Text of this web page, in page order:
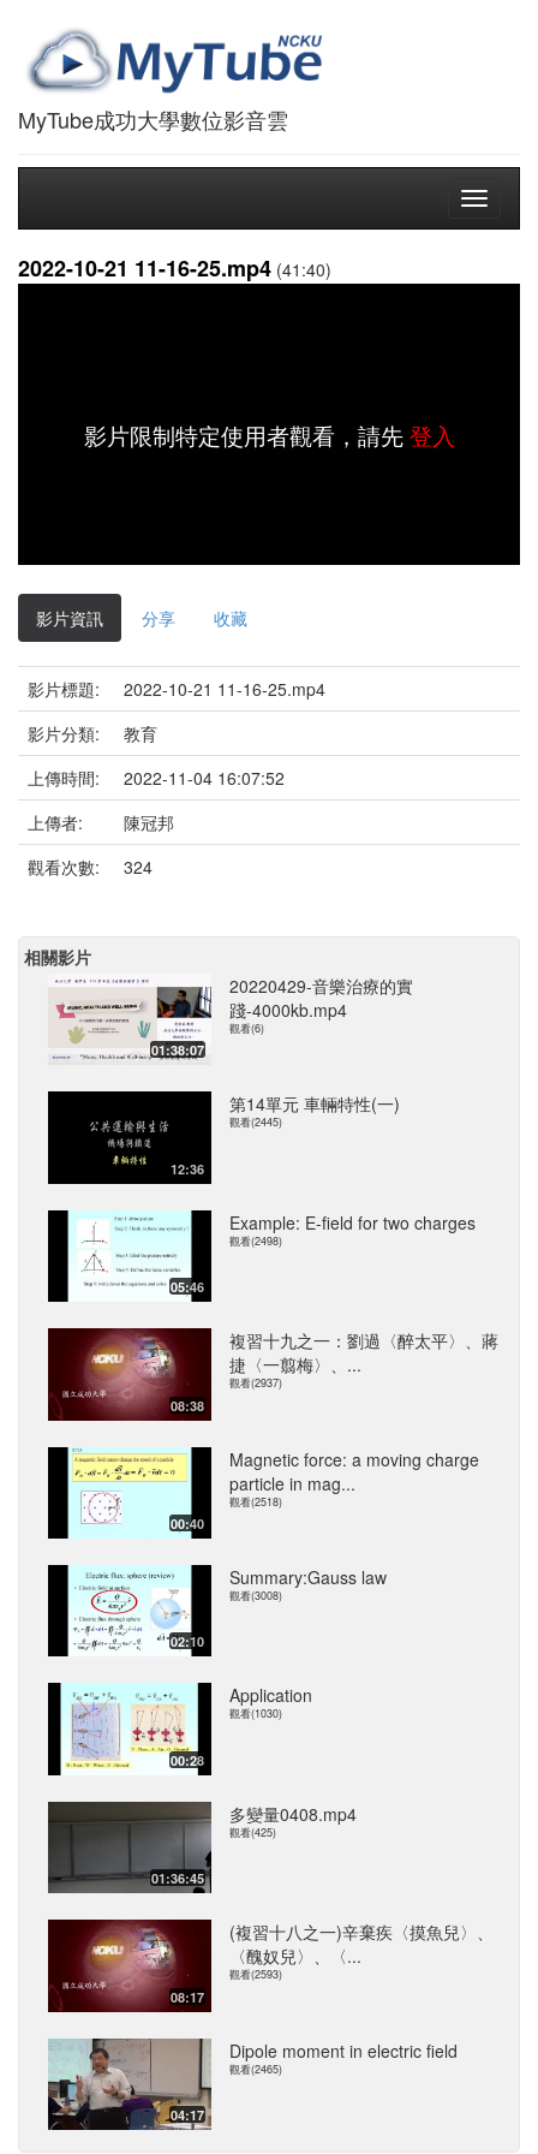
MyTube成功大學數位影音雲
Toggle
2022-10-21 11-16-25.mp4 (41:40)
影片限制特定使用者觀看，請先登入
影片資訊 分享 收藏
影片標題:
2022-10-21 11-16-25.mp4
影片分類:
教育
上傳時間:
2022-11-04 16:07:52
上傳者:
陳冠邦
觀看次數:
324
相關影片
01:38:07
20220429-音樂治療的實
踐-4000kb.mp4
觀看(6)
12:36
第14單元 車輛特性(一)
觀看(2445)
05:46
Example: E-field for two charges
觀看(2498)
08:38
複習十九之一：劉過〈醉太平〉、蔣
捷〈一翦梅〉、...
觀看(2937)
00:40
Magnetic force: a moving charge
particle in mag...
觀看(2518)
02:10
Summary:Gauss law
觀看(3008)
00:28
Application
觀看(1030)
01:36:45
多變量0408.mp4
觀看(425)
08:17
(複習十八之一)辛棄疾〈摸魚兒〉、
〈醜奴兒〉、〈...
觀看(2593)
04:17
Dipole moment in electric field
觀看(2465)